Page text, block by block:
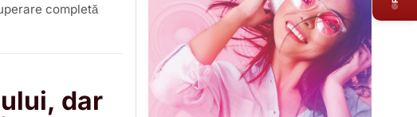
completă
dar